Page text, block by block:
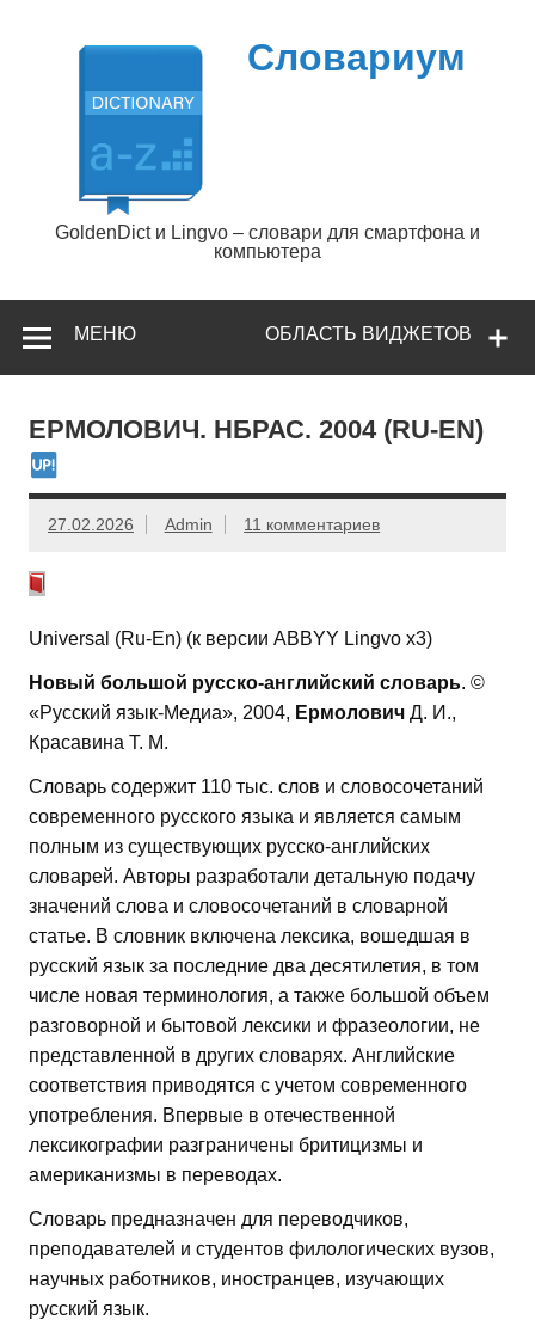
содержимому
Словариум
GoldenDict и Lingvo – словари для смартфона и
компьютера
ОБЛАСТЬ ВИДЖЕТОВ
МЕНЮ
ЕРМОЛОВИЧ. НБРАС. 2004 (RU-EN)
27.02.2026 Admin 11 комментариев
Universal (Ru-En) (к версии ABBYY Lingvo x3)
Новый большой русско-английский словарь. ©
«Русский язык-Медиа», 2004, Ермолович Д. И.,
Красавина Т. М.
Словарь содержит 110 тыс. слов и словосочетаний
современного русского языка и является самым
полным из существующих русско-английских
словарей. Авторы разработали детальную подачу
значений слова и словосочетаний в словарной
статье. В словник включена лексика, вошедшая в
русский язык за последние два десятилетия, в том
числе новая терминология, а также большой объем
разговорной и бытовой лексики и фразеологии, не
представленной в других словарях. Английские
соответствия приводятся с учетом современного
употребления. Впервые в отечественной
лексикографии разграничены бритицизмы и
американизмы в переводах.
Словарь предназначен для переводчиков,
преподавателей и студентов филологических вузов,
научных работников, иностранцев, изучающих
русский язык.